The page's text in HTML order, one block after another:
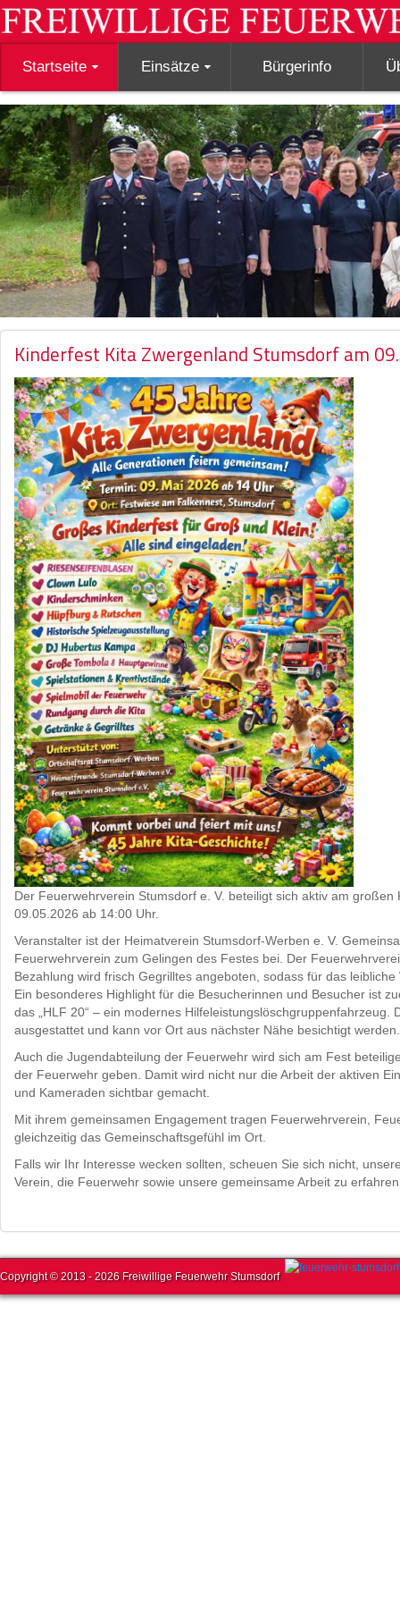
Startseite Einsätze Bürgerinfo
Kinderfest Kita Zwergenland Stumsdorf am
Der Feuerwehrverein Stumsdorf e. V. beteiligt sich aktiv am
09.05.2026 ab 14:00 Uhr.
Veranstalter ist der Heimatverein Stumsdorf-Werben e. V.
Feuerwehrverein zum Gelingen des Festes bei. Der
Bezahlung wird frisch Gegrilltes angeboten, sodass für das
Ein besonderes Highlight für die Besucherinnen und Besucher ist
das „HLF 20“ – ein modernes
ausgestattet und kann vor Ort aus nächster Nähe besichtigt werden.
Auch die Jugendabteilung der Feuerwehr wird sich am Fest
der Feuerwehr geben. Damit wird nicht nur die Arbeit der aktiven
und Kameraden sichtbar gemacht.
Mit ihrem gemeinsamen Engagement tragen Feuerwehrverein,
gleichzeitig das Gemeinschaftsgefühl im Ort.
Falls wir Ihr Interesse wecken sollten, scheuen Sie sich nicht,
Verein, die Feuerwehr sowie unsere gemeinsame Arbeit zu
Copyright © 2013 - 2026 Freiwillige Feuerwehr Stumsdorf